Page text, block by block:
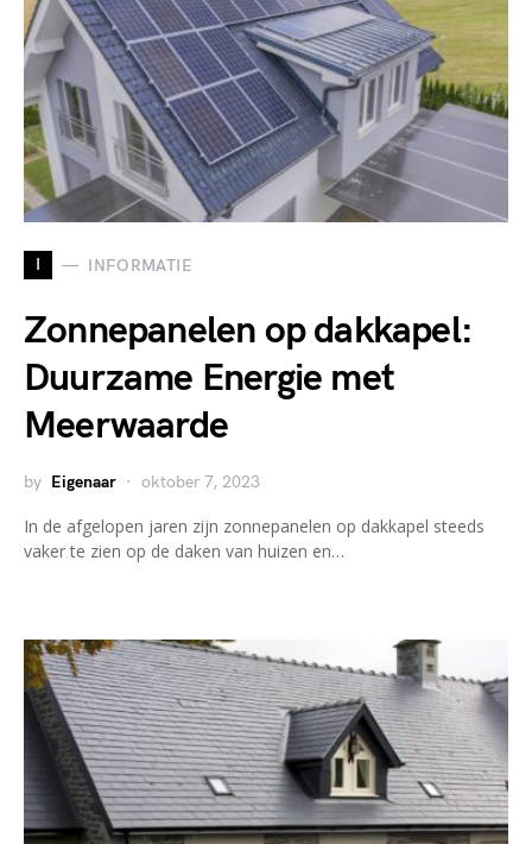
I INFORMATIE
Zonnepanelen op dakkapel:
Duurzame Energie met
Meerwaarde
by Eigenaar oktober 7, 2023
In de afgelopen jaren zijn zonnepanelen op dakkapel steeds
vaker te zien op de daken van huizen en…